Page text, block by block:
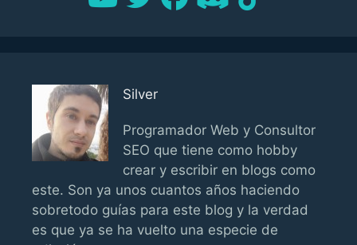
Silver
Programador Web y Consultor
SEO que tiene como hobby
crear y escribir en blogs como
este. Son ya unos cuantos años haciendo
sobretodo guías para este blog y la verdad
es que ya se ha vuelto una especie de